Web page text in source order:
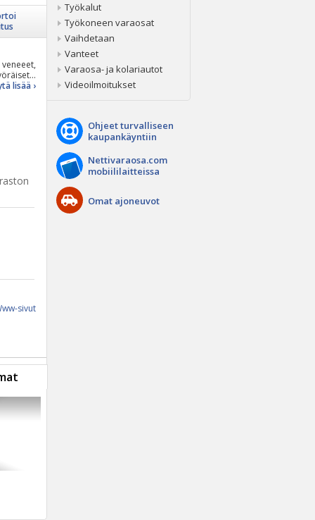
lisää ›
sivut
Työkalut
Työkoneen varaosat
Vaihdetaan
Vanteet
Varaosa- ja kolariautot
Videoilmoitukset
Ohjeet turvalliseen
kaupankäyntiin
Nettivaraosa.com
mobiililaitteissa
Omat ajoneuvot